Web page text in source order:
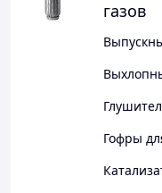
газов
Гофры